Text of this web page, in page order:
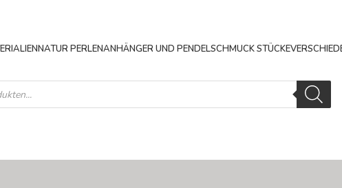
NATUR PERLENANHÄNGER UND PENDELSCHMUCK STÜCKE